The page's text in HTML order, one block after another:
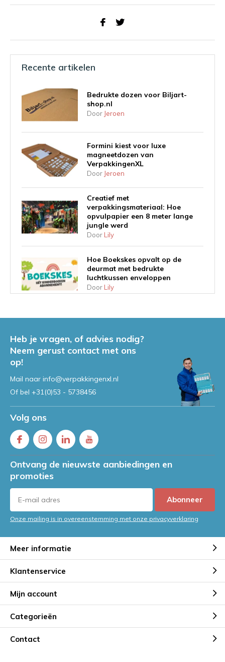
Recente artikelen
Bedrukte dozen voor Biljart-
shop.nl
Door Jeroen
Formini kiest voor luxe
magneetdozen van
VerpakkingenXL
Door Jeroen
Creatief met
verpakkingsmateriaal: Hoe
opvulpapier een 8 meter lange
jungle werd
Door Lily
Hoe Boekskes opvalt op de
deurmat met bedrukte
luchtkussen enveloppen
Door Lily
DoorLily
aantallen: Hoe Global Rope
Fitting logistiek en branding
optimaliseert
Professionele verzending voor
Nasalux: Digitaal bedrukte
enveloppen van VerpakkingenXL
DoorJeroen
snelheid met bedrukte
DoorJeroen
stazakken van VerpakkingenXL
Fashion kiest voor
DoorJeroen
Heb je vragen, of advies nodig?
Neem gerust contact met ons
op!
Mail naar info@verpakkingenxl.nl
Of bel +31(0)53 - 5738456
Volg ons
Ontvang de nieuwste aanbiedingen en
promoties
Abonneer
Onze mailing is in overeenstemming met onze privacyverklaring
Meer informatie
Klantenservice
Mijn account
Categorieën
Contact